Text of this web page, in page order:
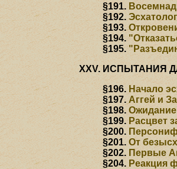
§191.
§192.
§193.
§194.
§195.
ИСПЫТАНИЯ
§196. Начало
§197. Аггей и
§198.
§199.Расцвет
§200.
§201.От
§202. Первые
§204. Реакция